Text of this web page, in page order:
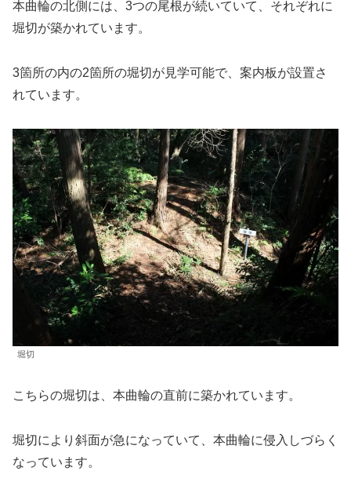
本曲輪の北側には、3つの尾根が続いていて、それぞれに
堀切が築かれています。
3箇所の内の2箇所の堀切が見学可能で、案内板が設置さ
れています。
堀切
こちらの堀切は、本曲輪の直前に築かれています。
堀切により斜面が急になっていて、本曲輪に侵入しづらく
なっています。